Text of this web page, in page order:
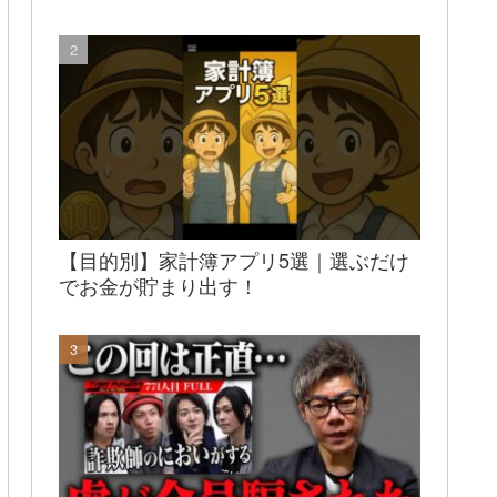
【目的別】家計簿アプリ5選｜選ぶだけ
でお金が貯まり出す！